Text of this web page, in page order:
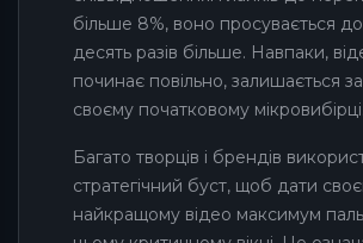
більше 8%, воно просувається
десять разів більше. Навпаки,
починає повільно, залишається
своєму початковому мікровибірці.
Багато творців і брендів
стратегічний буст, щоб дати
найкращому відео максимум